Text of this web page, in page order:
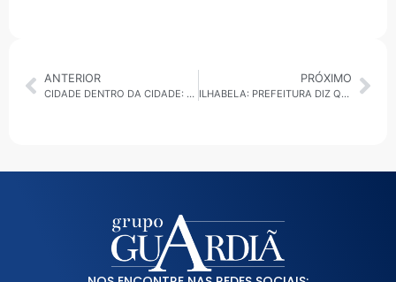
ANTERIOR
CIDADE DENTRO DA CIDADE: SÃO PAULO TENTA CONTORNAR CRISE NO TRANSPORTE E ESTRAGOS DA CHUVA COM FOCO EM OBRAS E EVENTOS
PRÓXIMO
ILHABELA: PREFEITURA DIZ QUE TPA AINDA NÃO TEM DATA PARA COMEÇAR A SER COBRADA